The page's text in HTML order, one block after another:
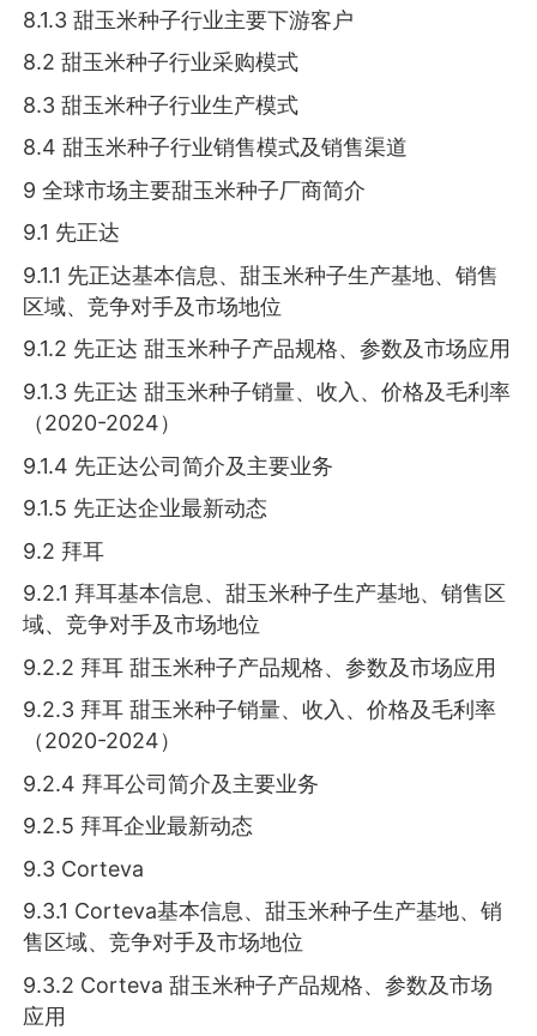
8.1.3 甜玉米种子行业主要下游客户
8.2 甜玉米种子行业采购模式
8.3 甜玉米种子行业生产模式
8.4 甜玉米种子行业销售模式及销售渠道
9 全球市场主要甜玉米种子厂商简介
9.1 先正达
9.1.1 先正达基本信息、甜玉米种子生产基地、销售
区域、竞争对手及市场地位
9.1.2 先正达 甜玉米种子产品规格、参数及市场应用
9.1.3 先正达 甜玉米种子销量、收入、价格及毛利率
（2020-2024）
9.1.4 先正达公司简介及主要业务
9.1.5 先正达企业最新动态
9.2 拜耳
9.2.1 拜耳基本信息、甜玉米种子生产基地、销售区
域、竞争对手及市场地位
9.2.2 拜耳 甜玉米种子产品规格、参数及市场应用
9.2.3 拜耳 甜玉米种子销量、收入、价格及毛利率
（2020-2024）
9.2.4 拜耳公司简介及主要业务
9.2.5 拜耳企业最新动态
9.3 Corteva
9.3.1 Corteva基本信息、甜玉米种子生产基地、销
售区域、竞争对手及市场地位
9.3.2 Corteva 甜玉米种子产品规格、参数及市场
应用